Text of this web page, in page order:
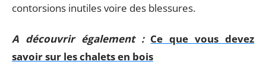
contorsions inutiles voire des blessures.
A découvrir également : Ce que vous devez
savoir sur les chalets en bois